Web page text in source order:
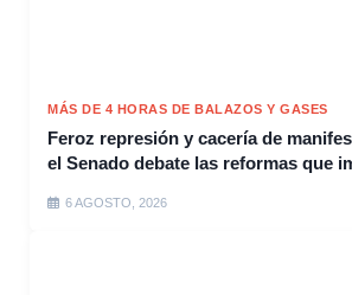
MÁS DE 4 HORAS DE BALAZOS Y GASES
Feroz represión y cacería de
el Senado debate las reformas que
6 AGOSTO, 2026